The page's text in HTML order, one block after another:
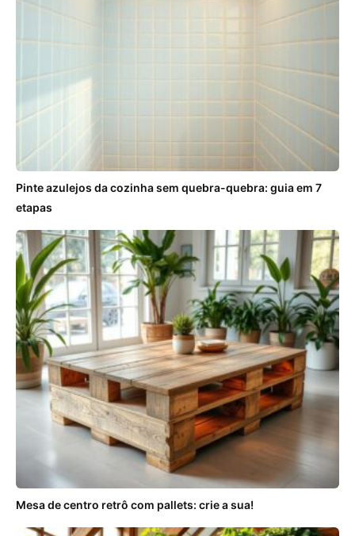
Pinte azulejos da cozinha sem quebra-quebra: guia em 7
etapas
Mesa de centro retrô com pallets: crie a sua!